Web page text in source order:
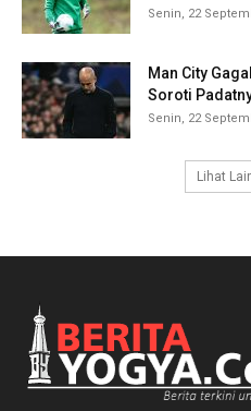
Senin, 22
Man City
Soroti
Senin, 22
Lihat